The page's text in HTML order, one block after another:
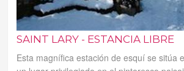
SAINT LARY - ESTANCIA LIBRE
Esta magnífica estación de esquí se sitúa